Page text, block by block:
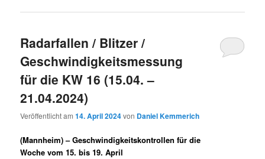
Radarfallen / Blitzer /
Geschwindigkeitsmessung
für die KW 16 (15.04. –
21.04.2024)
Veröffentlicht am14. April 2024von Daniel Kemmerich
(Mannheim) –Geschwindigkeitskontrollen für die
Woche vom 15. bis 19. April